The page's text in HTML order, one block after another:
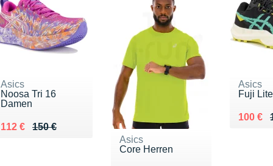
Asics
Noosa Tri 16
Damen
150 €
Au lieu de 150 €
112 €
Vendu 112 €
Asics
Core Herren
Asics
Fuji
Au lieu
100 €
Vendu